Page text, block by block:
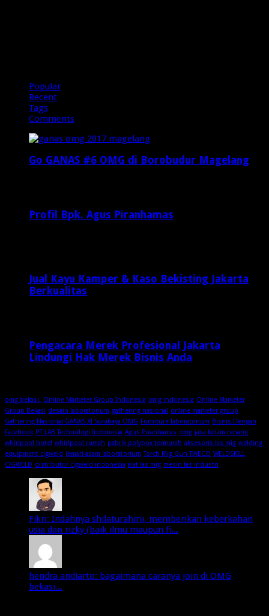
Popular
Recent
Tags
Comments
Go GANAS #6 OMG di Borobudur Magelang
Profil Bpk. Agus Piranhamas
Jual Kayu Kamper & Kaso Bekisting Jakarta
Berkualitas
Pengacara Merek Profesional Jakarta
Lindungi Hak Merek Bisnis Anda
omg bekasi. Online Marketer Group Indonesia omg indonesia Online Marketer
Group Bekasi desain laboratorium gathering nasional
online marketer group
Gathering Nasional GANAS XI Surabaya OMG Furniture laboratorium Bisnis Dengan
Facebook PT LAB Technologi Indonesia Agus Piranhamas omg jasa kolam renang
whirlpool hotel whirlpool rumah pabrik polybox termurah aksesoris las mig welding
equipment cigweld
lemari asam laboratorium Torch Mig Gun TWECO WELDSKILL
CIGWELD distributor cigweld indonesia alat las mig mesin las industri
Fikri: Indahnya shilaturahmi, memberikan keberkahan
usia dan rizky (baik ilmu maupun fi...
hendra andiarto: bagaimana caranya join di OMG
bekasi...